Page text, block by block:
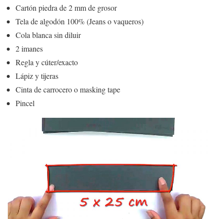
Cartón piedra de 2 mm de grosor
Tela de algodón 100% (Jeans o vaqueros)
Cola blanca sin diluir
2 imanes
Regla y cúter/exacto
Lápiz y tijeras
Cinta de carrocero o masking tape
Pincel